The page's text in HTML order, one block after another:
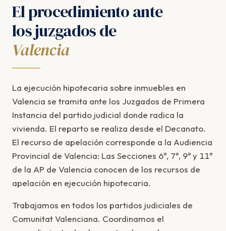
El procedimiento ante
los juzgados de
Valencia
La ejecución hipotecaria sobre inmuebles en
Valencia se tramita ante los Juzgados de Primera
Instancia del partido judicial donde radica la
vivienda. El reparto se realiza desde el Decanato.
El recurso de apelación corresponde a la Audiencia
Provincial de Valencia: Las Secciones 6ª, 7ª, 9ª y 11ª
de la AP de Valencia conocen de los recursos de
apelación en ejecución hipotecaria.
Trabajamos en todos los partidos judiciales de
Comunitat Valenciana. Coordinamos el